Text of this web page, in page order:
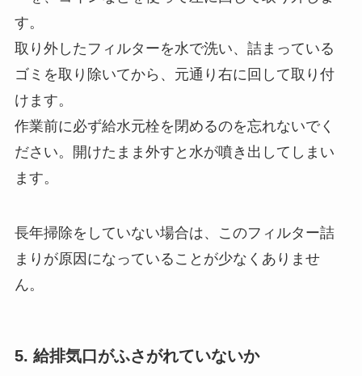
す。
取り外したフィルターを水で洗い、詰まっている
ゴミを取り除いてから、元通り右に回して取り付
けます。
作業前に必ず給水元栓を閉めるのを忘れないでく
ださい。開けたまま外すと水が噴き出してしまい
ます。
長年掃除をしていない場合は、このフィルター詰
まりが原因になっていることが少なくありませ
ん。
5. 給排気口がふさがれていないか